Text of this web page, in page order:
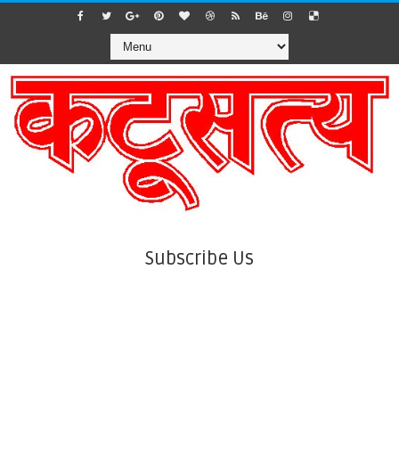
Subscribe Us